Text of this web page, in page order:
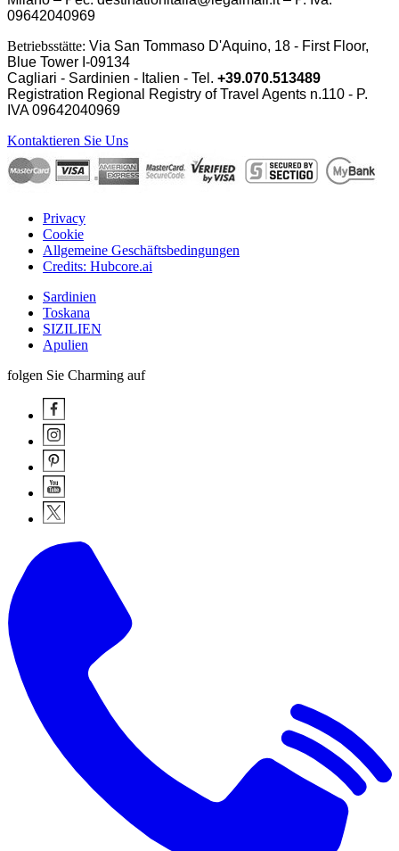
09642040969
Betriebsstätte: Via San Tommaso D'Aquino, 18 - First Floor,
Blue Tower I-09134
Cagliari - Sardinien - Italien - Tel. +39.070.513489
Registration Regional Registry of Travel Agents n.110 - P.
IVA09642040969
Kontaktieren Sie Uns
Privacy
Cookie
Allgemeine Geschäftsbedingungen
Credits: Hubcore.ai
Sardinien
Toskana
SIZILIEN
Apulien
folgen Sie Charming auf